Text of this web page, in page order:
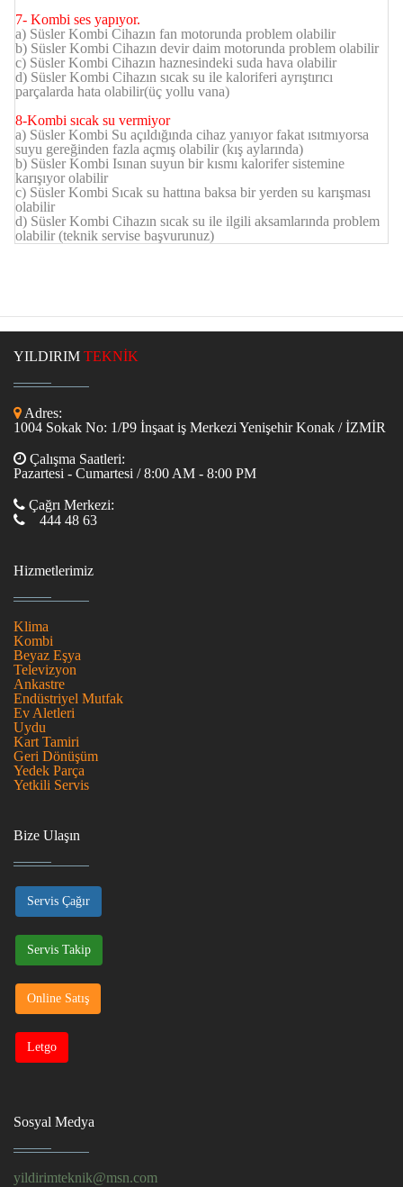
7- Kombi ses yapıyor.
a) Süsler Kombi Cihazın fan motorunda problem olabilir
b) Süsler Kombi Cihazın devir daim motorunda problem olabilir
c) Süsler Kombi Cihazın haznesindeki suda hava olabilir
d) Süsler Kombi Cihazın sıcak su ile kaloriferi ayrıştırıcı
parçalarda hata olabilir(üç yollu vana)
8-Kombi sıcak su vermiyor
a) Süsler Kombi Su açıldığında cihaz yanıyor fakat ısıtmıyorsa
suyu gereğinden fazla açmış olabilir (kış aylarında)
b) Süsler Kombi Isınan suyun bir kısmı kalorifer sistemine
karışıyor olabilir
c) Süsler Kombi Sıcak su hattına baksa bir yerden su karışması
olabilir
d) Süsler Kombi Cihazın sıcak su ile ilgili aksamlarında problem
olabilir (teknik servise başvurunuz)
YILDIRIM TEKNİK
Adres:
1004 Sokak No: 1/P9 İnşaat iş Merkezi Yenişehir Konak / İZMİR
Çalışma Saatleri:
Pazartesi - Cumartesi / 8:00 AM - 8:00 PM
Çağrı Merkezi:
444 48 63
Hizmetlerimiz
Klima
Kombi
Beyaz Eşya
Televizyon
Ankastre
Endüstriyel Mutfak
Ev Aletleri
Uydu
Kart Tamiri
Geri Dönüşüm
Yedek Parça
Yetkili Servis
Bize Ulaşın
Servis Çağır
Servis Takip
Online Satış
Letgo
Sosyal Medya
yildirimteknik@msn.com